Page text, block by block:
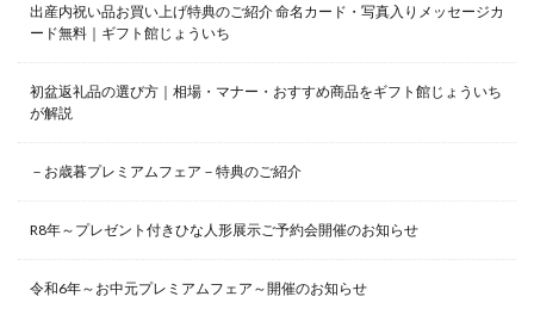
出産内祝い品お買い上げ特典のご紹介 命名カード・写真入りメッセージカ
ード無料｜ギフト館じょういち
初盆返礼品の選び方｜相場・マナー・おすすめ商品をギフト館じょういち
が解説
－お歳暮プレミアムフェア－特典のご紹介
R8年～プレゼント付きひな人形展示ご予約会開催のお知らせ
令和6年～お中元プレミアムフェア～開催のお知らせ